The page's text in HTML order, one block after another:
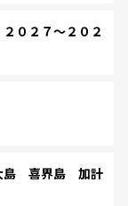
０２７～２０２
島 喜界島 加計